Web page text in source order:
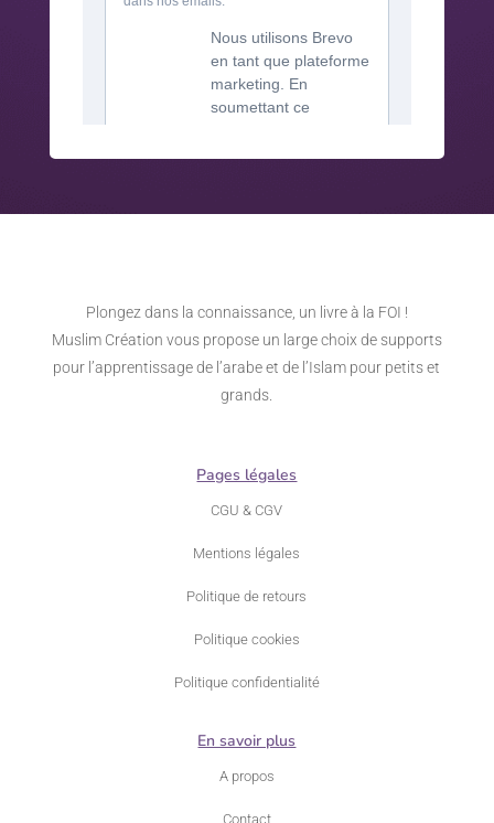
Plongez dans la connaissance, un livre à la FOI !
Muslim Création vous propose un large choix de supports
pour l’apprentissage de l’arabe et de l’Islam pour petits et
grands.
Pages légales
CGU & CGV
Mentions légales
Politique de retours
Politique cookies
Politique confidentialité
En savoir plus
A propos
Contact